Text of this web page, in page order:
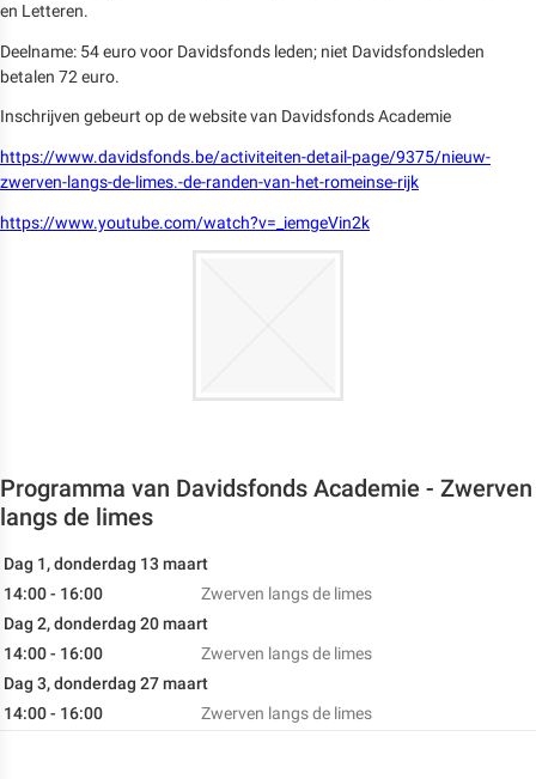
en Letteren.
Deelname: 54 euro voor Davidsfonds leden; niet Davidsfondsleden
betalen 72 euro.
Inschrijven gebeurt op de website van Davidsfonds Academie
https://www.davidsfonds.be/activiteiten-detail-page/9375/nieuw-
zwerven-langs-de-limes.-de-randen-van-het-romeinse-rijk
https://www.youtube.com/watch?v=_iemgeVin2k
Programma van Davidsfonds Academie - Zwerven
langs de limes
Dag 1, donderdag 13 maart
14:00 - 16:00
Zwerven langs de limes
Dag 2, donderdag 20 maart
14:00 - 16:00
Zwerven langs de limes
Dag 3, donderdag 27 maart
14:00 - 16:00
Zwerven langs de limes